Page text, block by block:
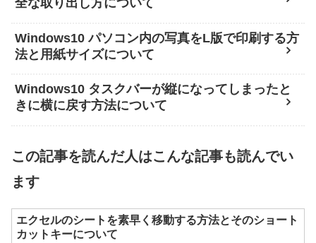
Windows10 パソコン内の写真をL版で印刷する方
法と用紙サイズについて
Windows10 タスクバーが縦になってしまったと
きに横に戻す方法について
この記事を読んだ人はこんな記事も読んでい
ます
エクセルのシートを素早く移動する方法とそのショート
カットキーについて